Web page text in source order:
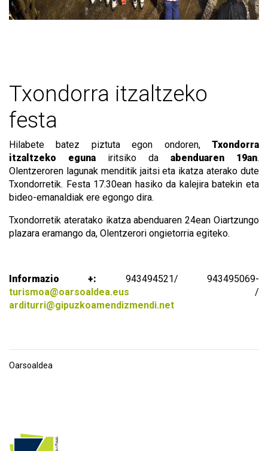
Txondorra itzaltzeko
festa
Hilabete batez piztuta egon ondoren, Txondorra
itzaltzeko eguna iritsiko da abenduaren 19an.
Olentzeroren lagunak menditik jaitsi eta ikatza aterako dute
Txondorretik. Festa 17.30ean hasiko da kalejira batekin eta
bideo-emanaldiak ere egongo dira.
Txondorretik ateratako ikatza abenduaren 24ean Oiartzungo
plazara eramango da, Olentzerori ongietorria egiteko.
Informazio +: 943494521/ 943495069-
turismoa@oarsoaldea.eus /
arditurri@gipuzkoamendizmendi.net
Oarsoaldea